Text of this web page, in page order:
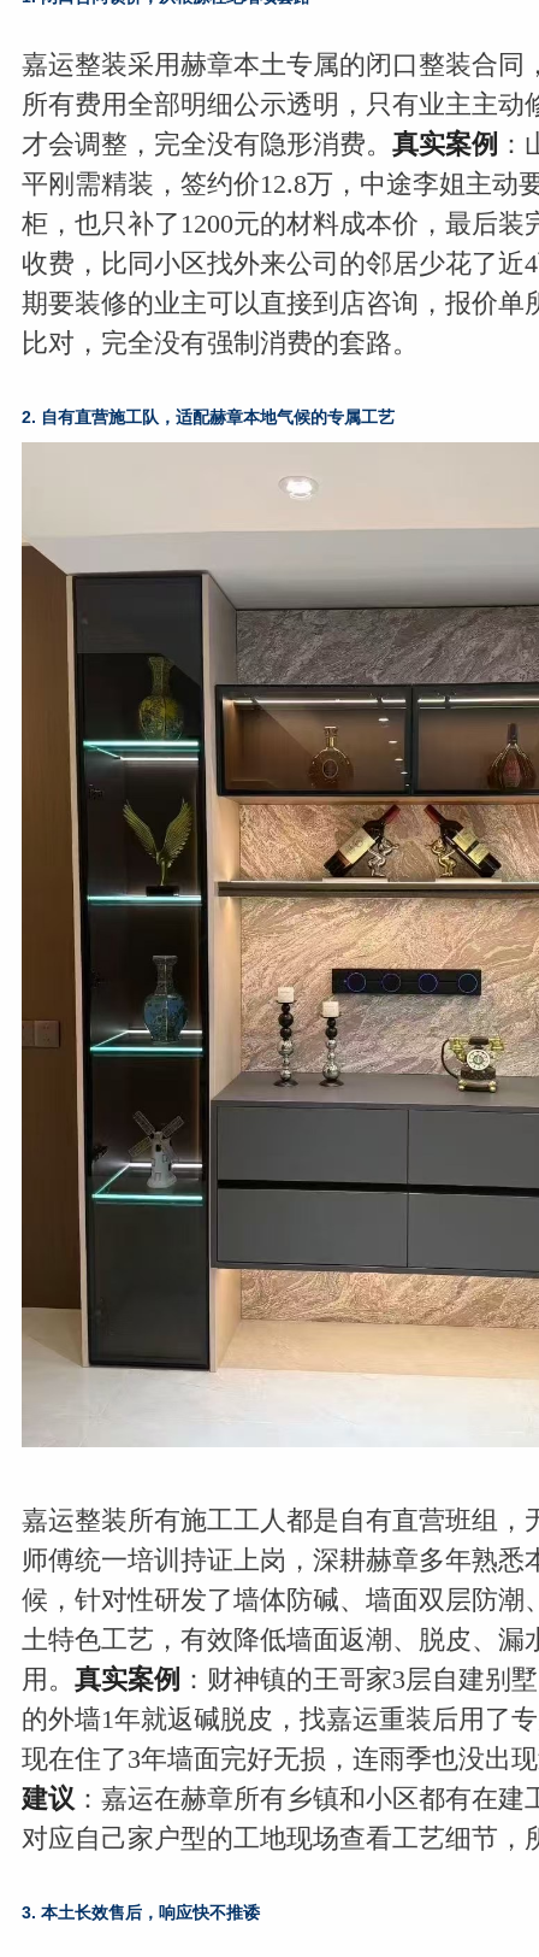
嘉运整装采用赫章本土专属的闭口整装合同
所有费用全部明细公示透明，只有业主主动
才会调整，完全没有隐形消费。 真实案例
平刚需精装，签约价12.8万，中途李姐主动
柜，也只补了1200元的材料成本价，最后装
收费，比同小区找外来公司的邻居少花了近
期要装修的业主可以直接到店咨询，报价单
比对，完全没有强制消费的套路。
2. 自有直营施工队，适配赫章本地气候的专属工艺
嘉运整装所有施工工人都是自有直营班组，
师傅统一培训持证上岗，深耕赫章多年熟悉
候，针对性研发了墙体防碱、墙面双层防潮
土特色工艺，有效降低墙面返潮、脱皮、漏
用。 真实案例 ：财神镇的王哥家3层自建别
的外墙1年就返碱脱皮，找嘉运重装后用了
现在住了3年墙面完好无损，连雨季也没出
建议 ：嘉运在赫章所有乡镇和小区都有在建
对应自己家户型的工地现场查看工艺细节，
3. 本土长效售后，响应快不推诿